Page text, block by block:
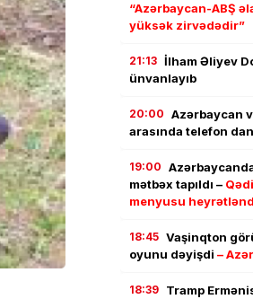
“Azərbaycan-ABŞ
yüksək zirvədədir”
21:13 İlham Əliyev
ünvanlayıb
20:00 Azərbaycan
arasında telefon
19:00
mətbəx tapıldı –
menyusu
18:45 Vaşinqton
oyunu dəyişdi –
18:39 Tramp